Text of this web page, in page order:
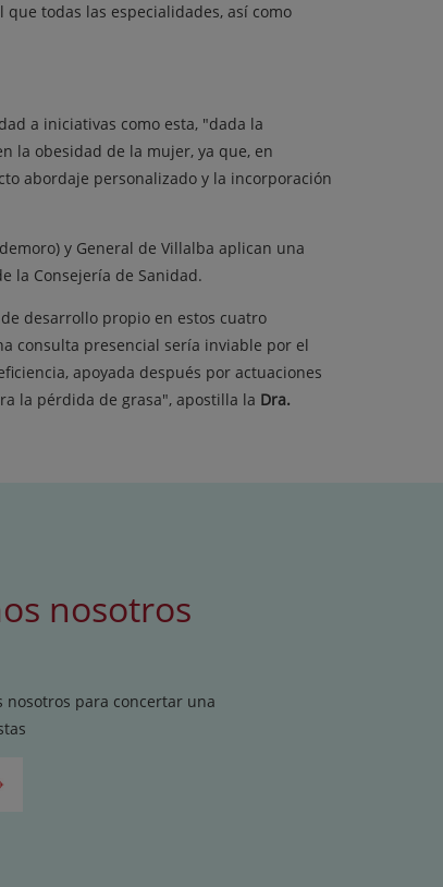
todas las especialidades, así como
a iniciativas como esta, "dada la
la obesidad de la mujer, ya que, en
abordaje personalizado y la incorporación
y General de Villalba aplican una
la Consejería de Sanidad.
desarrollo propio en estos cuatro
consulta presencial sería inviable por el
apoyada después por actuaciones
la pérdida de grasa", apostilla la Dra.
nosotros
nosotros para concertar una